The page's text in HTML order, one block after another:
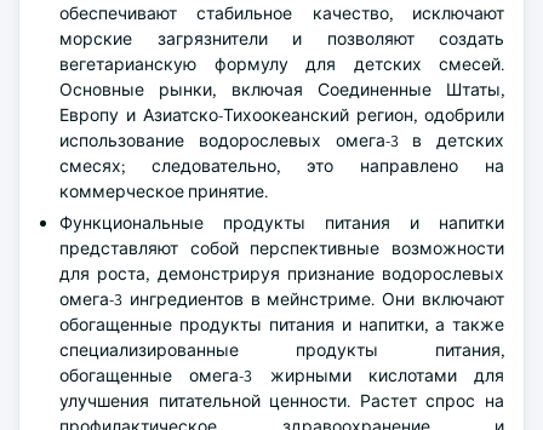
обеспечивают стабильное качество, исключают
морские загрязнители и позволяют создать
вегетарианскую формулу для детских смесей.
Основные рынки, включая Соединенные Штаты,
Европу и Азиатско-Тихоокеанский регион, одобрили
использование водорослевых омега-3 в детских
смесях; следовательно, это направлено на
коммерческое принятие.
Функциональные продукты питания и напитки
представляют собой перспективные возможности
для роста, демонстрируя признание водорослевых
омега-3 ингредиентов в мейнстриме. Они включают
обогащенные продукты питания и напитки, а также
специализированные продукты питания,
обогащенные омега-3 жирными кислотами для
улучшения питательной ценности. Растет спрос на